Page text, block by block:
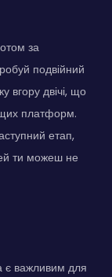
за
подвійний
вгору двічі, що
платформ.
етап,
ти можеш не
є важливим для